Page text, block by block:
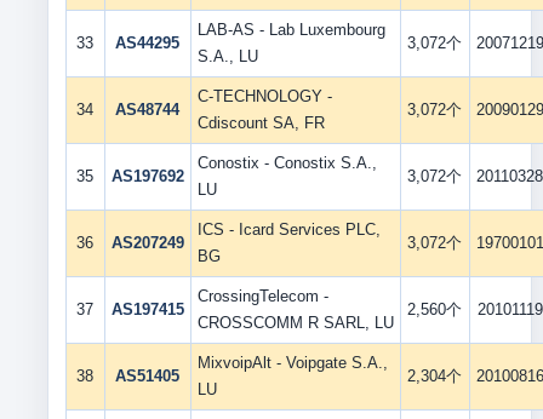
33 AS44295
LAB-AS - Lab Luxembourg
S.A., LU
3,072个 20071219
34 AS48744
C-TECHNOLOGY -
Cdiscount SA, FR
3,072个 20090129
35 AS197692
Conostix - Conostix S.A.,
LU
3,072个 20110328
36 AS207249
ICS - Icard Services PLC,
BG
3,072个 19700101
37 AS197415
CrossingTelecom -
CROSSCOMM R SARL, LU
2,560个 20101119
38 AS51405
MixvoipAlt - Voipgate S.A.,
LU
2,304个 20100816